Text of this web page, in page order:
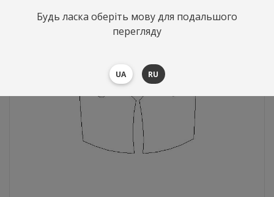
Будь ласка оберіть мову для подальшого
перегляду
UA RU